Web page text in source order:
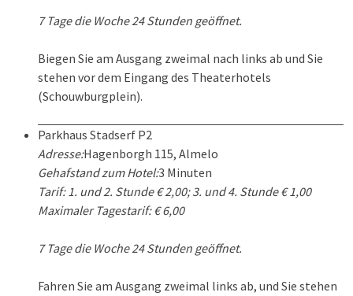
7 Tage die Woche 24 Stunden geöffnet.
Biegen Sie am Ausgang zweimal nach links ab und Sie
stehen vor dem Eingang des Theaterhotels
(Schouwburgplein).
Parkhaus Stadserf P2
Adresse:Hagenborgh 115, Almelo
Gehafstand zum Hotel:3 Minuten
Tarif: 1. und 2. Stunde € 2,00; 3. und 4. Stunde € 1,00
Maximaler Tagestarif: € 6,00
7 Tage die Woche 24 Stunden geöffnet.
Fahren Sie am Ausgang zweimal links ab, und Sie stehen